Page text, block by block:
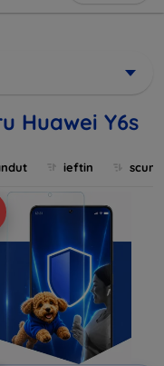
Huawei Y6s
ieftin